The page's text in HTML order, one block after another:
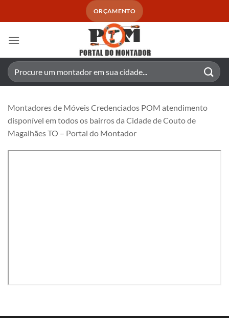
ORÇAMENTO
Pesquisar
por:
Montadores de Móveis Credenciados POM atendimento
disponível em todos os bairros da Cidade de Couto de
Magalhães TO – Portal do Montador